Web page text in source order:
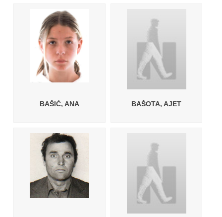
BAŠIĆ, ANA BAŠOTA, AJET